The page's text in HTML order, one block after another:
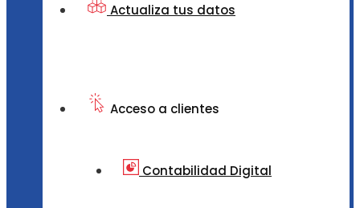
Actualiza tus datos
Acceso a clientes
Contabilidad Digital